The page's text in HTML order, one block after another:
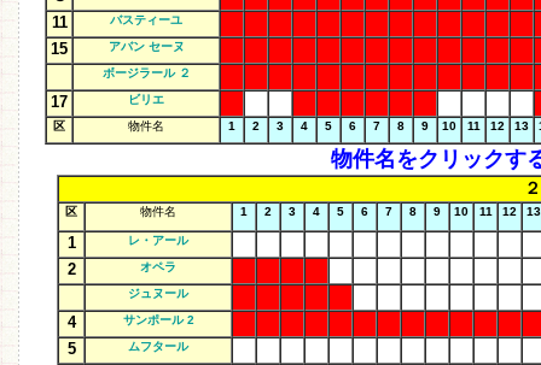
11 バスティーユ
15
アバン セーヌ
ボージラール ２
17
ビリエ
区
物件名 1 2 3 4 5 6 7 8 9 10 11 12 13
物件名をクリックす
区 物件名 1 2 3 4 5 6 7 8 9 10 11 12 13
1 レ・アール
2
オペラ
ジュヌール
4 サンポール 2
5
ムフタール